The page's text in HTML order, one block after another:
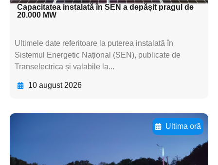
Capacitatea instalată în SEN a depășit pragul de
20.000 MW
Ultimele date referitoare la puterea instalată în
Sistemul Energetic Național (SEN), publicate de
Transelectrica și valabile la...
10 august 2026
Ultima oră
Adaugă aici textul pentru
subtitluAdaugă aici